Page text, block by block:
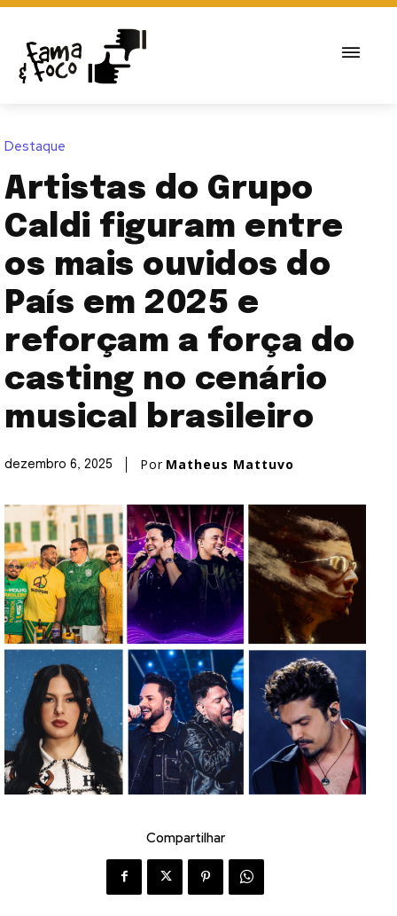
Destaque
Artistas do Grupo
Caldi figuram entre
os mais ouvidos do
País em 2025 e
reforçam a força do
casting no cenário
musical brasileiro
dezembro 6, 2025 Por Matheus Mattuvo
Compartilhar